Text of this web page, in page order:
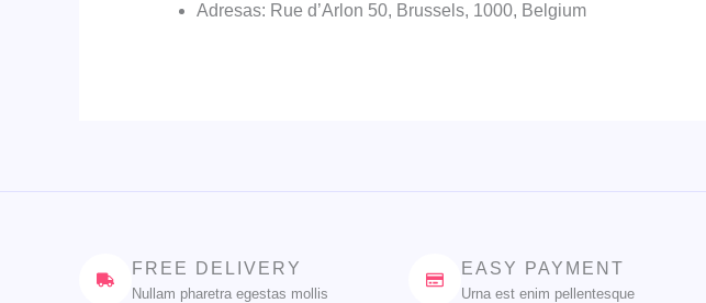
Adresas: Rue d’Arlon 50, Brussels, 1000, Belgium
FREE DELIVERY
Nullam pharetra egestas mollis
EASY PAYMENT
Urna est enim pellentesque